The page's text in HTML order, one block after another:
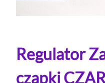
Regulator
czapki